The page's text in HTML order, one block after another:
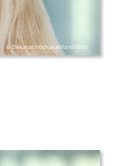
© Dekanat Hochsauerland-Mitte